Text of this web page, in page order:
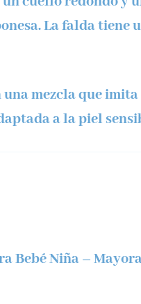
La falda
mezcla que
a la piel
Bebé Niña –